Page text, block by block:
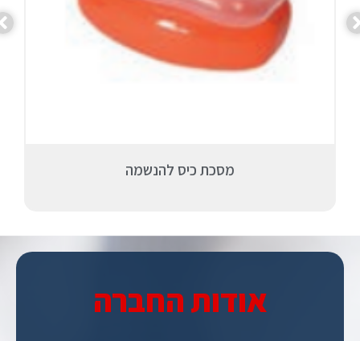
מסכת כיס להנשמה
אודות החברה